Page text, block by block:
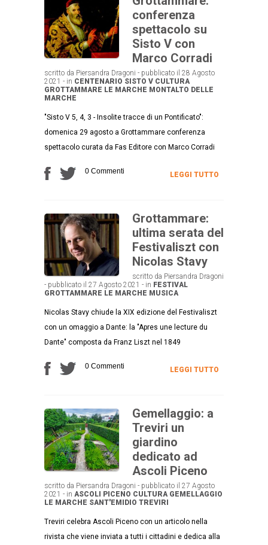
conferenza
spettacolo su
Sisto V con
Marco Corradi
scritto da Piersandra Dragoni - pubblicato il 28 Agosto
2021 - in CENTENARIO SISTO V CULTURA
GROTTAMMARE LE MARCHE MONTALTO DELLE
MARCHE
"Sisto V 5, 4, 3 - Insolite tracce di un Pontificato":
domenica 29 agosto a Grottammare conferenza
spettacolo curata da Fas Editore con Marco Corradi
0 Commenti LEGGI TUTTO
Grottammare:
ultima serata del
Festivaliszt con
Nicolas Stavy
scritto da Piersandra Dragoni
- pubblicato il 27 Agosto 2021 - in FESTIVAL
GROTTAMMARE LE MARCHE MUSICA
Nicolas Stavy chiude la XIX edizione del Festivaliszt
con un omaggio a Dante: la "Apres une lecture du
Dante" composta da Franz Liszt nel 1849
0 Commenti LEGGI TUTTO
Gemellaggio: a
Treviri un
giardino
dedicato ad
Ascoli Piceno
scritto da Piersandra Dragoni - pubblicato il 27 Agosto
2021 - in ASCOLI PICENO CULTURA GEMELLAGGIO
LE MARCHE SANT'EMIDIO TREVIRI
Treviri celebra Ascoli Piceno con un articolo nella
rivista che viene inviata a tutti i cittadini e dedica alla